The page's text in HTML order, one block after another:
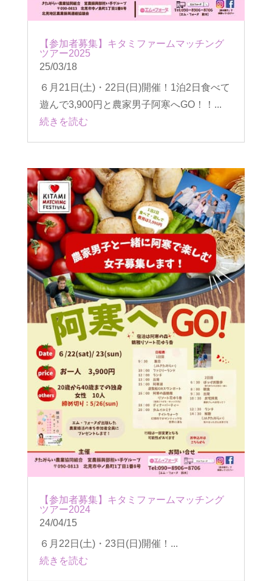
【参加者募集】キタミファームマッチング
ツアー2025
25/03/18
６月21日(土)・22日(日)開催！1泊2日食べて
遊んで3,900円と農家男子阿寒へGO！！...
続きを読む
【参加者募集】キタミファームマッチング
ツアー2024
24/04/15
６月22日(土)・23日(日)開催！...
続きを読む